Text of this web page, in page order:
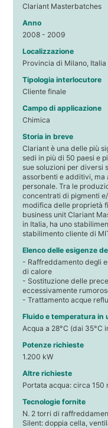
Clariant Masterbatches
Anno
2008 - 2009
Localizzazione
Provincia di Milano, Italia
Tipologia interlocutore
Cliente finale
Campo di applicazione
Chimica
Storia in breve
Clariant è una delle più
sedi in più di 50 paesi e
sue soluzioni per diversi
assorbenti e additivi,
personale. Tra le
concentrati di pigmenti
modifica delle proprietà
business unit Clariant
in Italia, ha uno
stabilimento cliente di
Elenco delle esigenze
- Raffreddamento degli
di calore
- Sostituzione delle
eccessivamente
- Trattamento acque
Fluido e temperatura in
Acqua a 28°C (dai 35°C
Potenze richieste
1.200 kW
Altre richieste
Portata acqua: circa 150
Tecnologie fornite
N. 2 torri di
Silent: doppia cella,